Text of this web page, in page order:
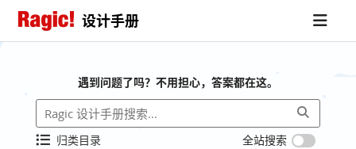
设计手册
遇到问题了吗？不用担心，答案都在这。
归类目录 全站搜索